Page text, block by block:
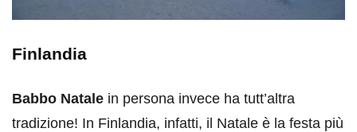
Finlandia
Babbo Natale in persona invece ha tutt’altra
tradizione! In Finlandia, infatti, il Natale è la festa più